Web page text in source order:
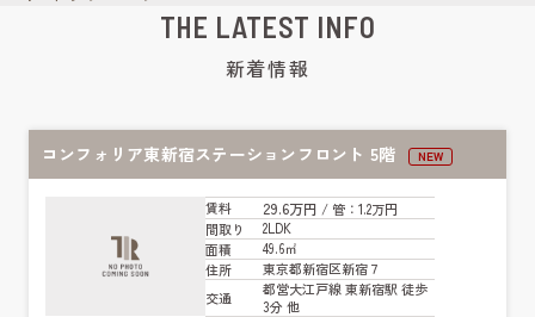
THE LATEST INFO
新着情報
コンフォリア東新宿ステーションフロント 5階 NEW
賃料 29.6万円 / 管：1.2万円
間取り
2LDK
面積
49.6㎡
住所
東京都新宿区新宿７
交通
都営大江戸線 東新宿駅 徒歩
3分 他